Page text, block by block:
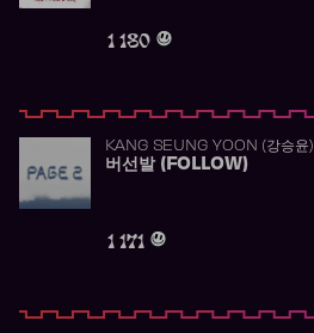
1 180
KANG SEUNG YOON (강승윤)
버선발 (FOLLOW)
1 171